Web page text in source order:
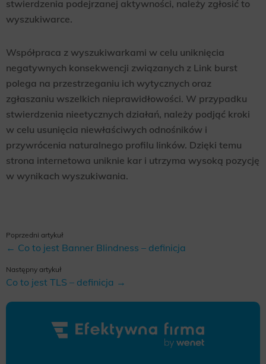
stwierdzenia podejrzanej aktywności, należy zgłosić to
wyszukiwarce.
Współpraca z wyszukiwarkami w celu uniknięcia
negatywnych konsekwencji związanych z Link burst
polega na przestrzeganiu ich wytycznych oraz
zgłaszaniu wszelkich nieprawidłowości. W przypadku
stwierdzenia nieetycznych działań, należy podjąć kroki
w celu usunięcia niewłaściwych odnośników i
przywrócenia naturalnego profilu linków. Dzięki temu
strona internetowa uniknie kar i utrzyma wysoką pozycję
w wynikach wyszukiwania.
Poprzedni artykuł
← Co to jest Banner Blindness – definicja
Następny artykuł
Co to jest TLS – definicja →